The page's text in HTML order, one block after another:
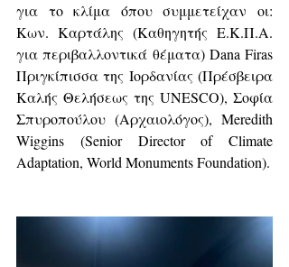
για το κλίμα όπου συμμετείχαν οι:
Κων. Καρτάλης (Καθηγητής Ε.Κ.Π.Α.
για περιβαλλοντικά θέματα) Dana Firas
Πριγκίπισσα της Ιορδανίας (Πρέσβειρα
Καλής Θελήσεως της UNESCO), Σοφία
Σπυροπούλου (Αρχαιολόγος), Meredith
Wiggins (Senior Director of Climate
Adaptation, World Monuments Foundation).